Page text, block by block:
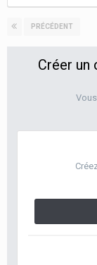
PRÉCÉDENT
Créer un